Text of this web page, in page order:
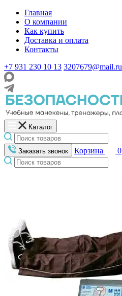
Главная
О компании
Как купить
Доставка и оплата
Контакты
+7 931 230 10 13 3207679@mail.ru
Каталог
Заказать звонок Корзина 0